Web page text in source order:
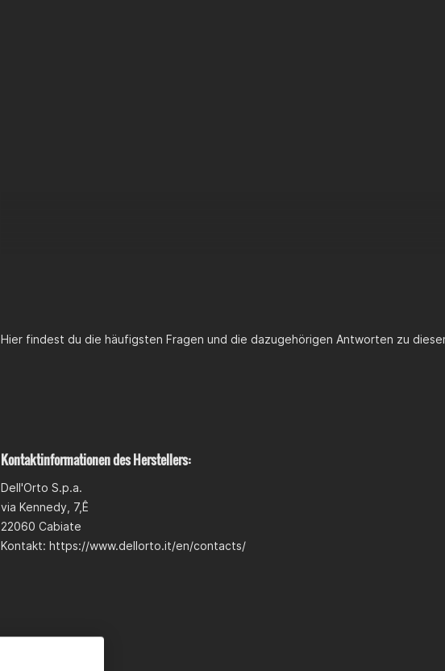
Hier findest du die häufigsten Fragen und die dazugehörigen Antworten zu
Kontaktinformationen des Herstellers:
Dell'Orto S.p.a.
via Kennedy, 7,Ê
22060 Cabiate
Kontakt: https://www.dellorto.it/en/contacts/